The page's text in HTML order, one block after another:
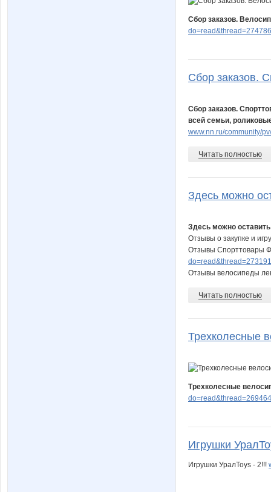
Сбор заказов.
Сбор заказов.
Сбор заказов.
всей семьи,
www.nn.ru/community/
Читать полностью
Здесь можно
Здесь можно
Отзывы о закупке и
Отзывы Спорттовары
Отзывы велосипеды
Читать полностью
Трехколесные
Трехколесные
Игрушки
Игрушки УралToys - 2!!!